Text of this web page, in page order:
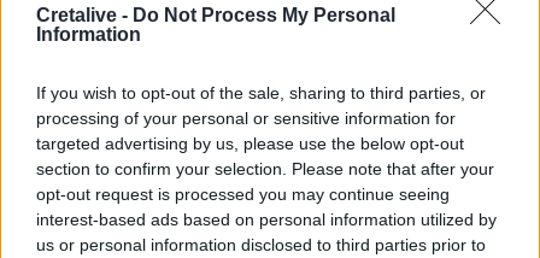
Cretalive - Do Not Process My Personal
Information
If you wish to opt-out of the sale, sharing to third parties, or
processing of your personal or sensitive information for
targeted advertising by us, please use the below opt-out
section to confirm your selection. Please note that after your
opt-out request is processed you may continue seeing
interest-based ads based on personal information utilized by
us or personal information disclosed to third parties prior to
Γερμανία: Νέα έρευνα για την άμυνα απέναντι στα drones
Γαμήλιος τουρισμός: Στην Κρήτη από όλες τις ηπείρους,
για τον γάμο των ονείρων τους!
Κασσάνοι: Όλα έτοιμα για την Γιορτή Κρεμμυδιού